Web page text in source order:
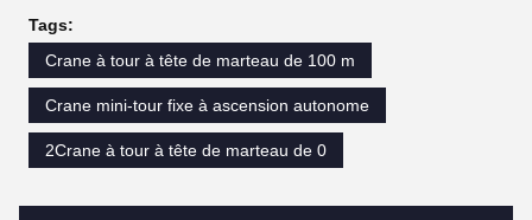
Tags:
Crane à tour à tête de marteau de 100 m
Crane mini-tour fixe à ascension autonome
2Crane à tour à tête de marteau de 0